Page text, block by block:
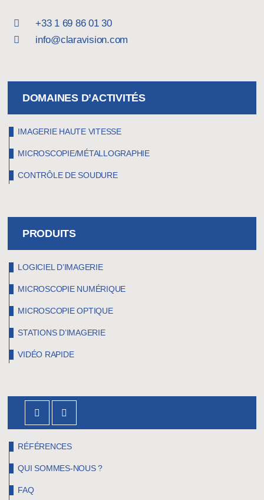
+33 1 69 86 01 30
info@claravision.com
DOMAINES D’ACTIVITÉS
IMAGERIE HAUTE VITESSE
MICROSCOPIE/MÉTALLOGRAPHIE
CONTRÔLE DE SOUDURE
PRODUITS
LOGICIEL D’IMAGERIE
MICROSCOPIE NUMÉRIQUE
MICROSCOPIE OPTIQUE
STATIONS D’IMAGERIE
VIDÉO RAPIDE
RÉFÉRENCES
QUI SOMMES-NOUS ?
FAQ